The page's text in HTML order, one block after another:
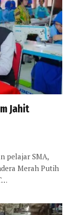
Jahit
pelajar SMA,
Merah Putih